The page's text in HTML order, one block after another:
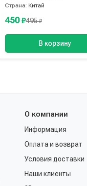
Страна: Китай
450 ₽495₽
В корзину
О компании
Информация
Оплата и возврат
Условия доставки
Наши клиенты